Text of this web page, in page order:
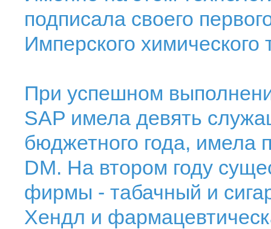
подписала своего
Имперского химического
При успешном
SAP имела девять
бюджетного года, имела
DM. На втором году
фирмы - табачный и
Хендл и